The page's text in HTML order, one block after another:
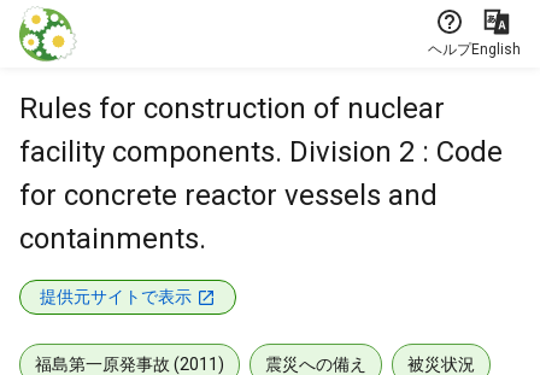
本文に飛ぶ
ヘルプEnglish
Rules for construction of nuclear
facility components. Division 2 : Code
for concrete reactor vessels and
containments.
提供元サイトで表示
福島第一原発事故 (2011) 震災への備え 被災状況